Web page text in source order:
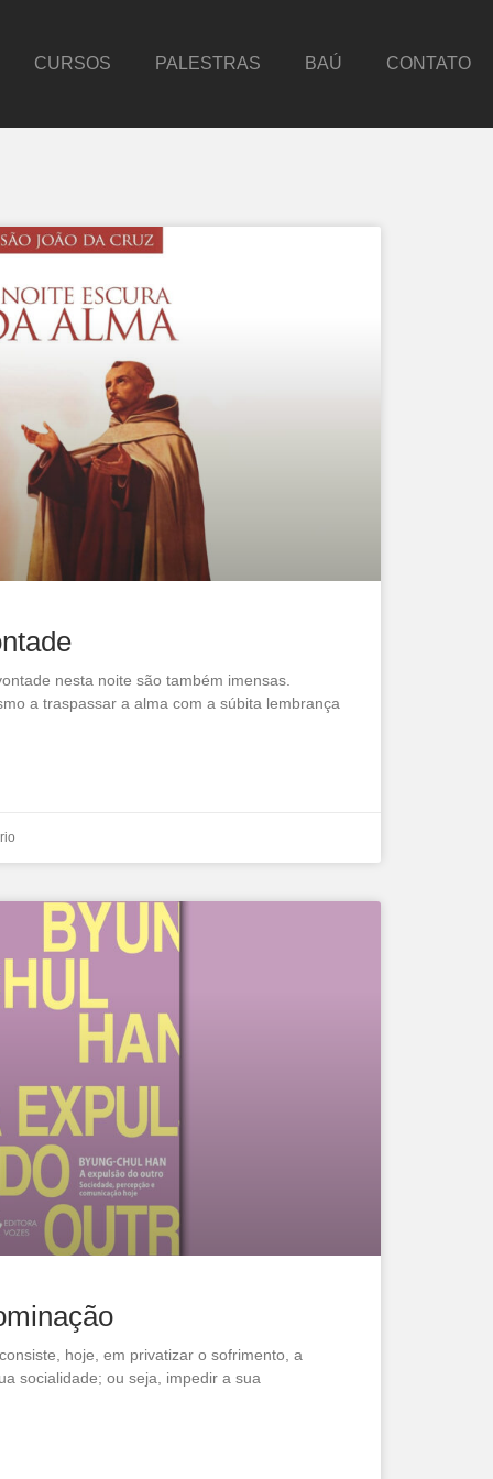
CURSOS PALESTRAS BAÚ CONTATO
nesta noite são também imensas.
a traspassar a alma com a súbita lembrança
hoje, em privatizar o sofrimento, a
socialidade; ou seja, impedir a sua